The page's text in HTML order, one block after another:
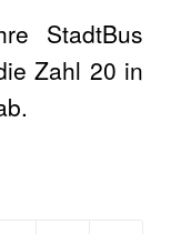
StadtBus
Zahl 20 in